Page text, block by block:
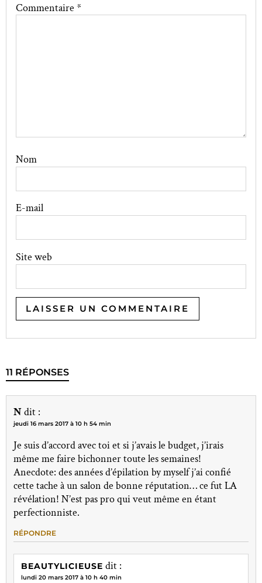
Commentaire *
Nom
E-mail
Site web
11 RÉPONSES
Ndit :
jeudi 16 mars 2017 à 10 h 54 min
Je suis d’accord avec toi et si j’avais le budget, j’irais
même me faire bichonner toute les semaines!
Anecdote: des années d’épilation by myself j’ai confié
cette tache à un salon de bonne réputation… ce fut LA
révélation! N’est pas pro qui veut même en étant
perfectionniste.
RÉPONDRE
BEAUTYLICIEUSE dit :
lundi 20 mars 2017 à 10 h 40 min